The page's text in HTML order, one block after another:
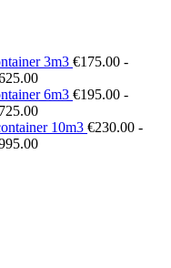
3m3 €175.00 -
6m3 €195.00 -
10m3 €230.00 -